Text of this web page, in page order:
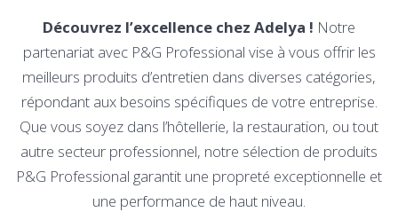
Découvrez l’excellence chez Adelya ! Notre
partenariat avec P&G Professional vise à vous offrir les
meilleurs produits d’entretien dans diverses catégories,
répondant aux besoins spécifiques de votre entreprise.
Que vous soyez dans l’hôtellerie, la restauration, ou tout
autre secteur professionnel, notre sélection de produits
P&G Professional garantit une propreté exceptionnelle et
une performance de haut niveau.